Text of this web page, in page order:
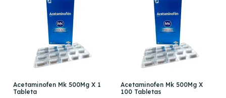
Acetaminofen Mk 500Mg X 1
Tableta
Acetaminofen Mk 500Mg X
100 Tabletas